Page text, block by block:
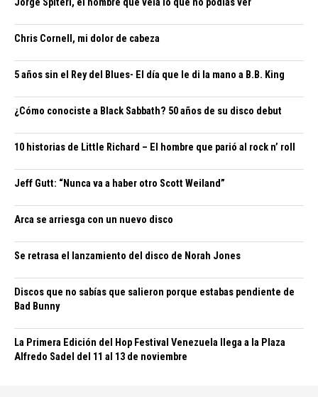
Jorge Spiteri, el hombre que veía lo que no podías ver
Chris Cornell, mi dolor de cabeza
5 años sin el Rey del Blues- El día que le di la mano a B.B. King
¿Cómo conociste a Black Sabbath? 50 años de su disco debut
10 historias de Little Richard – El hombre que parió al rock n’ roll
Jeff Gutt: “Nunca va a haber otro Scott Weiland”
Arca se arriesga con un nuevo disco
Se retrasa el lanzamiento del disco de Norah Jones
Discos que no sabías que salieron porque estabas pendiente de
Bad Bunny
La Primera Edición del Hop Festival Venezuela llega a la Plaza
Alfredo Sadel del 11 al 13 de noviembre